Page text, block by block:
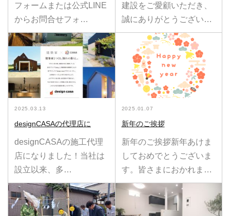
フォームまたは公式LINE
からお問合せフォ…
建設をご愛顧いただき、
誠にありがとうござい…
2025.03.13
designCASAの代理店に
designCASAの施工代理
店になりました！当社は
設立以来、多…
2025.01.07
新年のご挨拶
新年のご挨拶新年あけま
しておめでとうございま
す。皆さまにおかれま…